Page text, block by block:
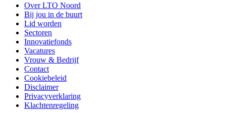
Over LTO Noord
Bij jou in de buurt
Lid worden
Sectoren
Innovatiefonds
Vacatures
Vrouw & Bedrijf
Contact
Cookiebeleid
Disclaimer
Privacyverklaring
Klachtenregeling